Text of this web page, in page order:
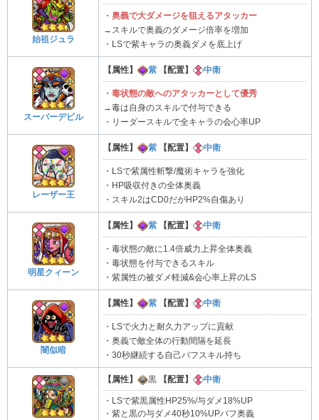
始祖ジュラ
・ 奥義で大ダメージを狙えるアタッカー
→スキルで奥義のダメージ倍率を増加
・LSで紫キャラの奥義ダメを底上げ
スーパーデビル
【属性】 紫 【配置】 中衛
・ 毒状態の敵へのアタッカーとして優秀
→毒は自身のスキルで付与できる
・リーダースキルで全キャラの会心率UP
レーザー王
【属性】 紫 【配置】 中衛
・LSで紫属性斬撃/魔術キャラを強化
・HP吸収付きの全体奥義
・スキル2はCD0だがHP2%自傷あり
明星クィーン
【属性】 紫 【配置】 中衛
・毒状態の敵に1.4倍威力上昇全体奥義
・毒状態を付与できるスキル
・紫属性の被ダメ軽減&会心率上昇のLS
闇似暗
【属性】 紫 【配置】 中衛
・LSで火力と耐久力アップに貢献
・奥義で敵全体の行動間隔を延長
・30秒継続する自己バフスキル持ち
【属性】 黒 【配置】 中衛
・LSで紫黒属性HP25%/与ダメ18%UP
・紫と黒の与ダメ40秒10%UPバフ奥義